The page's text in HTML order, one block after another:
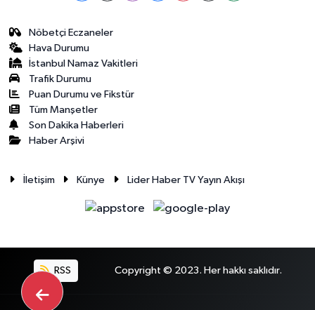
Nöbetçi Eczaneler
Hava Durumu
İstanbul Namaz Vakitleri
Trafik Durumu
Puan Durumu ve Fikstür
Tüm Manşetler
Son Dakika Haberleri
Haber Arşivi
İletişim Künye Lider Haber TV Yayın Akışı
RSS Copyright © 2023. Her hakkı saklıdır.